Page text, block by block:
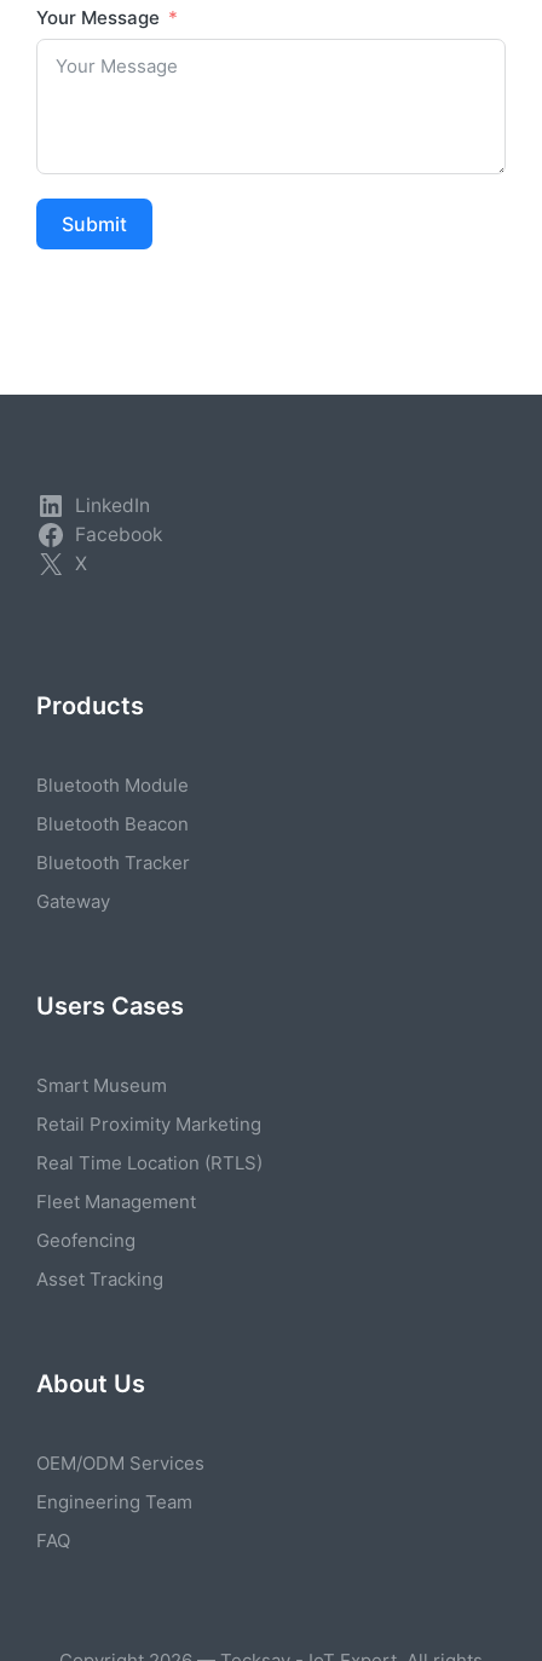
Your Message
Submit
LinkedIn
Facebook
X
Products
Bluetooth Module
Bluetooth Beacon
Bluetooth Tracker
Gateway
Users Cases
Smart Museum
Retail Proximity Marketing
Real Time Location (RTLS)
Fleet Management
Geofencing
Asset Tracking
About Us
OEM/ODM Services
Engineering Team
FAQ